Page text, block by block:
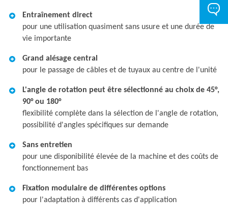
Entraînement direct
pour une utilisation quasiment sans usure et une durée de
vie importante
Grand alésage central
pour le passage de câbles et de tuyaux au centre de l'unité
L'angle de rotation peut être sélectionné au choix de 45°,
90° ou 180°
flexibilité complète dans la sélection de l'angle de rotation,
possibilité d'angles spécifiques sur demande
Sans entretien
pour une disponibilité élevée de la machine et des coûts de
fonctionnement bas
Fixation modulaire de différentes options
pour l'adaptation à différents cas d'application